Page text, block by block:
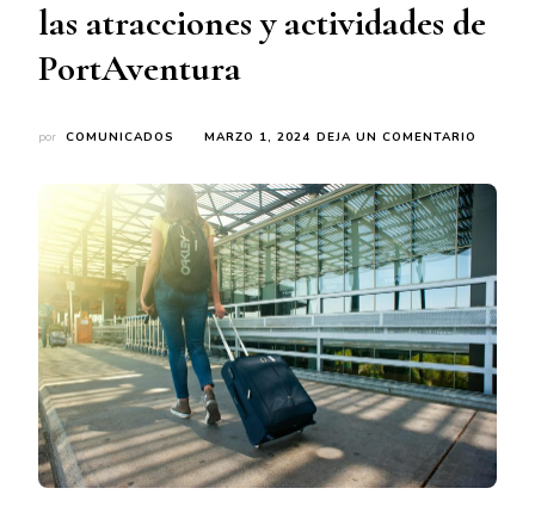
las atracciones y actividades de
PortAventura
por COMUNICADOS MARZO 1, 2024 DEJA UN COMENTARIO
Y
DE